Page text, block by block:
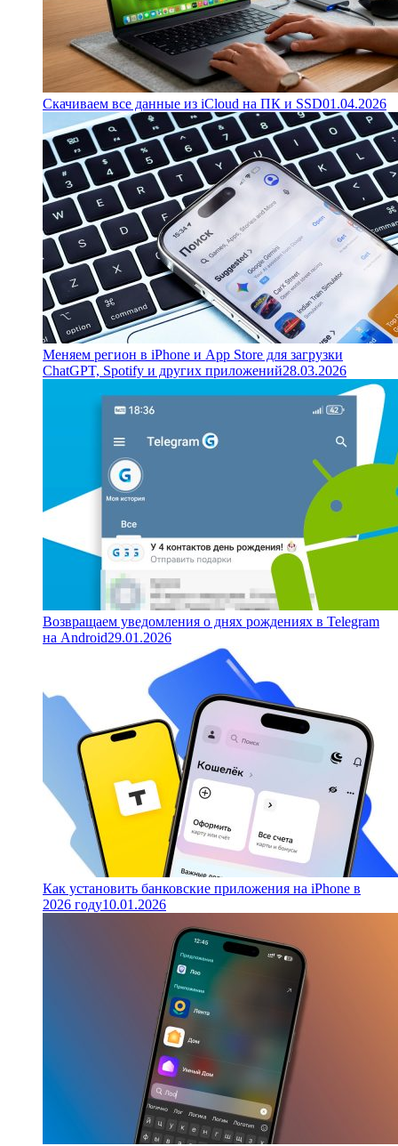
Скачиваем все данные из iCloud на ПК и SSD01.04.2026
Меняем регион в iPhone и App Store для загрузки
ChatGPT, Spotify и других приложений28.03.2026
Возвращаем уведомления о днях рождениях в Telegram
на Android29.01.2026
Как установить банковские приложения на iPhone в
2026 году10.01.2026